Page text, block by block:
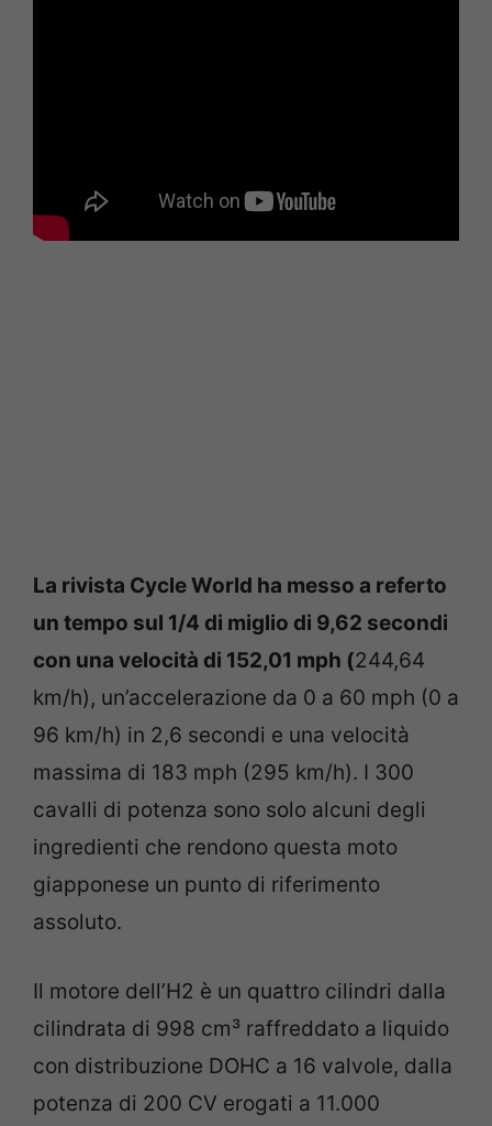
La rivista Cycle World ha messo a referto
un tempo sul 1/4 di miglio di 9,62 secondi
con una velocità di 152,01 mph (244,64
km/h), un’accelerazione da 0 a 60 mph (0 a
96 km/h) in 2,6 secondi e una velocità
massima di 183 mph (295 km/h). I 300
cavalli di potenza sono solo alcuni degli
ingredienti che rendono questa moto
giapponese un punto di riferimento
assoluto.
Il motore dell’H2 è un quattro cilindri dalla
cilindrata di 998 cm³ raffreddato a liquido
con distribuzione DOHC a 16 valvole, dalla
potenza di 200 CV erogati a 11.000